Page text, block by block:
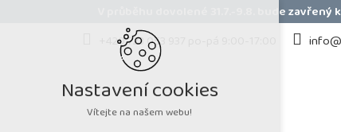
V průběhu dovolené 31.7.-9.8. bude
+420 723 053 937 po-pá 9:00-17:00
Nastavení cookies
Vítejte na našem webu!